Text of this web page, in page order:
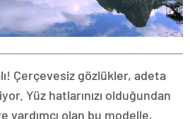
Çerçevesiz gözlükler, adeta
Yüz hatlarınızı olduğundan
yardımcı olan bu modelle,